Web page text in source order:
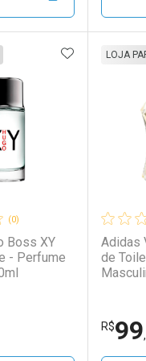
FECHAR
FECHAR
Por
(0)
Boss XY
ADICIONAR
Adidas
de
LOJA
R$99